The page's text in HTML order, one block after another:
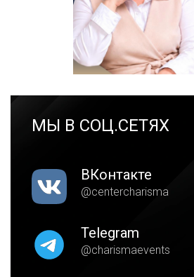
МЫ В СОЦ.СЕТЯХ
ВКонтакте
@centercharisma
Telegram
@charismaevents